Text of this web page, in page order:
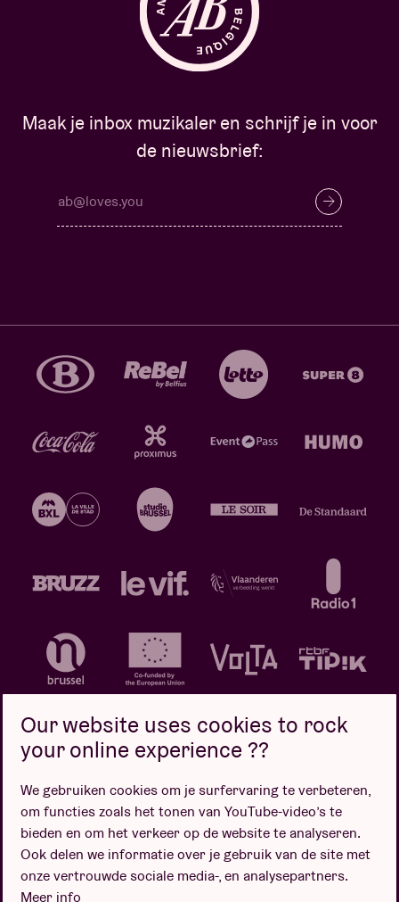
Maak je inbox muzikaler en schrijf je in voor
de nieuwsbrief:
Privacybeleid Cookiebeleid
Verkoopsvoorwaarden
Design door
Our website uses cookies to rock
your online experience ??
We gebruiken cookies om je surfervaring te verbeteren,
om functies zoals het tonen van YouTube-video’s te
bieden en om het verkeer op de website te analyseren.
Ook delen we informatie over je gebruik van de site met
onze vertrouwde sociale media-, en analysepartners.
Meer info